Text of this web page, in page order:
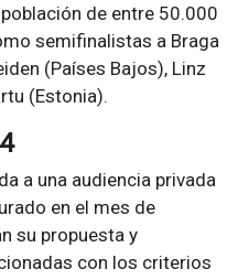
de entre 50.000
semifinalistas a Braga
(Países Bajos), Linz
(Estonia).
a una audiencia privada
en el mes de
su propuesta y
con los criterios